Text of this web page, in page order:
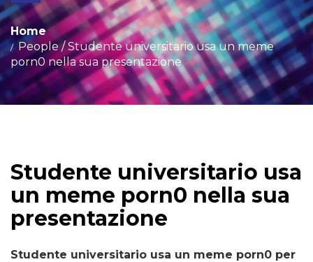
Home
People /Studente universitario usa un meme
porn0 nella sua presentazione
Studente universitario usa
un meme porn0 nella sua
presentazione
Studente universitario usa un meme porn0 per